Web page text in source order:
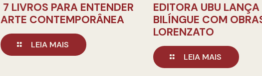
7 LIVROS PARA ENTENDER
ARTE CONTEMPORÂNEA
LEIA MAIS
EDITORA UBU
BILÍNGUE COM
LORENZATO
LEIA MAIS